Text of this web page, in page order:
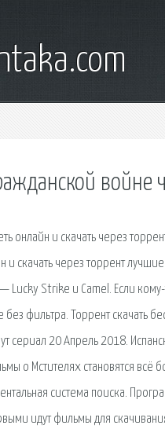
войне
онлайн и скачать через
и скачать через торрент
Lucky Strike и Camel. Если
фильтра. Торрент скачать
сериал 20 Апрель 2018.
о Мстителях становятся всё
система поиска.
идут фильмы для